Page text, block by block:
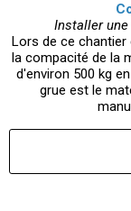
Installer
Lors de ce
la compacité de la
d'environ 500 kg
grue est le